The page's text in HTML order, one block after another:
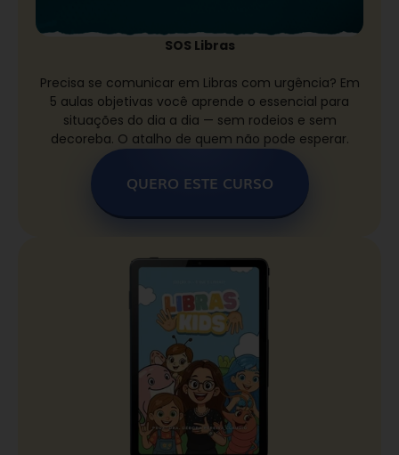
SOS Libras
Precisa se comunicar em Libras com urgência? Em
5 aulas objetivas você aprende o essencial para
situações do dia a dia — sem rodeios e sem
decoreba. O atalho de quem não pode esperar.
QUERO ESTE CURSO